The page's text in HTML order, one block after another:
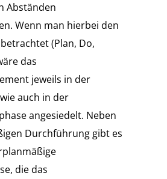
Abständen
Wenn man hierbei den
betrachtet (Plan, Do,
das
jeweils in der
auch in der
angesiedelt. Neben
Durchführung gibt es
die das